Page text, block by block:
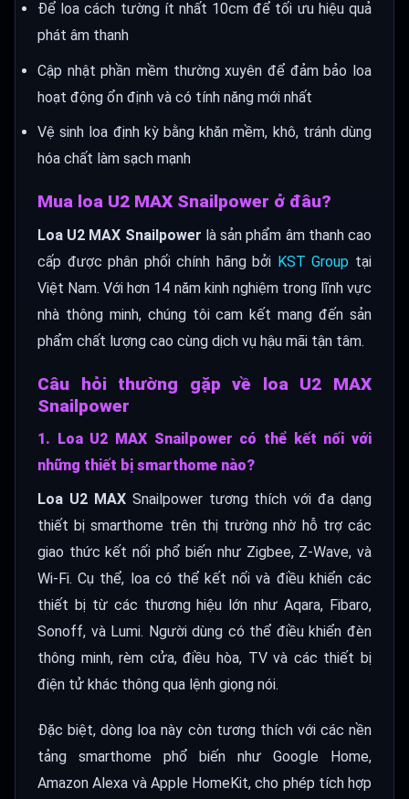
Để loa cách tường ít nhất 10cm để tối ưu hiệu quả
phát âm thanh
Cập nhật phần mềm thường xuyên để đảm bảo loa
hoạt động ổn định và có tính năng mới nhất
Vệ sinh loa định kỳ bằng khăn mềm, khô, tránh dùng
hóa chất làm sạch mạnh
Mua loa U2 MAX Snailpower ở đâu?
Loa U2 MAX Snailpower là sản phẩm âm thanh cao
cấp được phân phối chính hãng bởi KST Group tại
Việt Nam. Với hơn 14 năm kinh nghiệm trong lĩnh vực
nhà thông minh, chúng tôi cam kết mang đến sản
phẩm chất lượng cao cùng dịch vụ hậu mãi tận tâm.
Câu hỏi thường gặp về loa U2 MAX
Snailpower
1. Loa U2 MAX Snailpower có thể kết nối với
những thiết bị smarthome nào?
Loa U2 MAXSnailpower tương thích với đa dạng
thiết bị smarthome trên thị trường nhờ hỗ trợ các
giao thức kết nối phổ biến như Zigbee, Z-Wave, và
Wi-Fi. Cụ thể, loa có thể kết nối và điều khiển các
thiết bị từ các thương hiệu lớn như Aqara, Fibaro,
Sonoff, và Lumi. Người dùng có thể điều khiển đèn
thông minh, rèm cửa, điều hòa, TV và các thiết bị
điện tử khác thông qua lệnh giọng nói.
Đặc biệt, dòng loa này còn tương thích với các nền
tảng smarthome phổ biến như Google Home,
Amazon Alexa và Apple HomeKit, cho phép tích hợp